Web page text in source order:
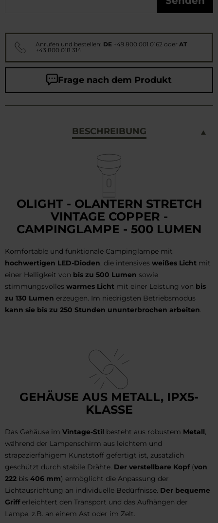
Anrufen und bestellen: DE +49 800 001 0162 oder AT
+43 800 018 314
Frage nach dem Produkt
BESCHREIBUNG
OLIGHT - OLANTERN STRETCH
VINTAGE COPPER -
CAMPINGLAMPE - 500 LUMEN
Komfortable und funktionale Campinglampe mit
hochwertigen LED-Dioden, die intensives weißes Licht mit
einer Helligkeit von bis zu 500 Lumen sowie
stimmungsvolles warmes Licht mit einer Leistung von bis
zu 130 Lumen erzeugen. Im niedrigsten Betriebsmodus
kann sie bis zu 250 Stunden ununterbrochen arbeiten.
GEHÄUSE AUS METALL, IPX5-
KLASSE
Das Gehäuse im Vintage-Stil besteht aus robustem Metall,
während der Lampenschirm aus leichtem und
strapazierfähigem Kunststoff gefertigt ist, zusätzlich
geschützt durch stabile Drähte. Der verstellbare Kopf(von
222 bis 406 mm) ermöglicht die Anpassung der
Lichtausrichtung an individuelle Bedürfnisse. Der bequeme
Grifferleichtert den Transport und das Aufhängen der
Lampe, z.B. an einem Ast oder im Zelt.